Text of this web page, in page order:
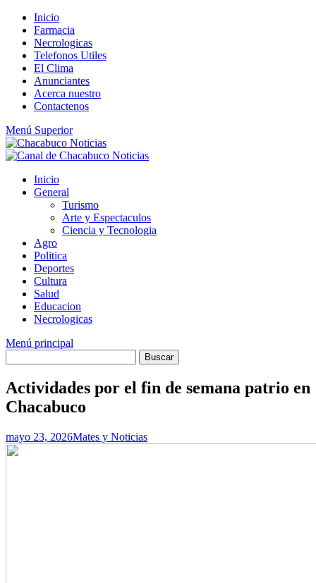
Saltar
contenido
Inicio
Farmacia
Necrologicas
Telefonos Utiles
El Clima
Anunciantes
Acerca nuestro
Contactenos
Menú Superior
Inicio
General
Turismo
Arte y Espectaculos
Ciencia y Tecnologia
Agro
Politica
Deportes
Cultura
Salud
Educacion
Necrologicas
Menú principal
Actividades por el fin de semana patrio en
Chacabuco
mayo 23, 2026Mates y Noticias